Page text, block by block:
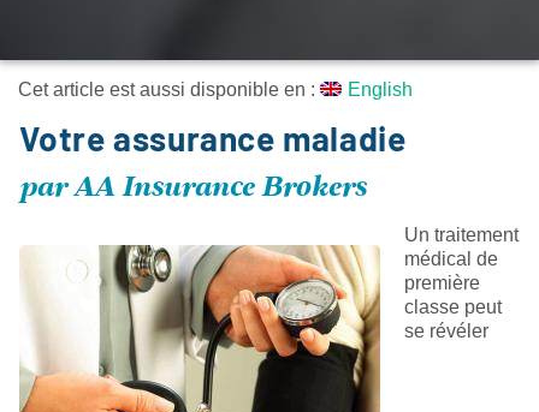
Cet article est aussi disponible en : English
Votre assurance maladie
par AA Insurance Brokers
Un traitement
médical de
première
classe peut
se révéler